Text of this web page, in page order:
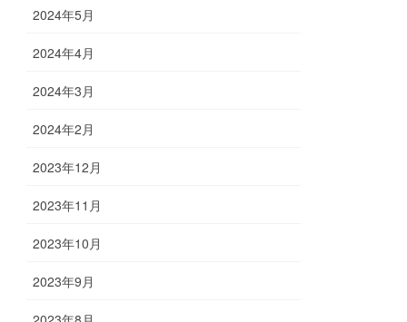
2024年5月
2024年4月
2024年3月
2024年2月
2023年12月
2023年11月
2023年10月
2023年9月